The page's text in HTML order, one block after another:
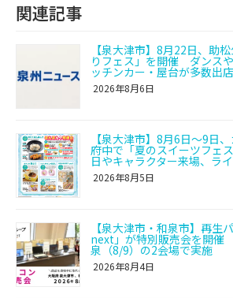
関連記事
【泉大津市】8月22日、助
りフェス」を開催 ダンス
ッチンカー・屋台が多数出店
2026年8月6日
【泉大津市】8月6日〜9日
府中で「夏のスイーツフェ
日やキャラクター来場、ラ
2026年8月5日
【泉大津市・和泉市】再生
next」が特別販売会を開
泉（8/9）の2会場で実施
2026年8月4日